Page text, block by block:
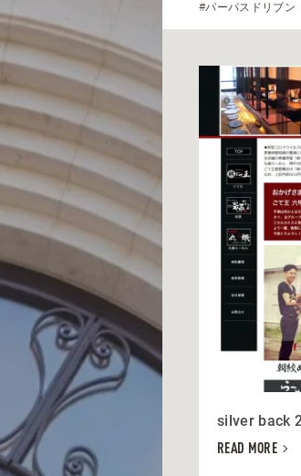
#パーパスドリブン
silver back
READ MORE